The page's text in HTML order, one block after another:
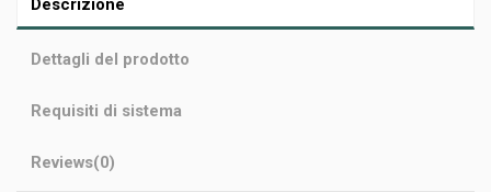
Descrizione
Dettagli del prodotto
Requisiti di sistema
Reviews(0)